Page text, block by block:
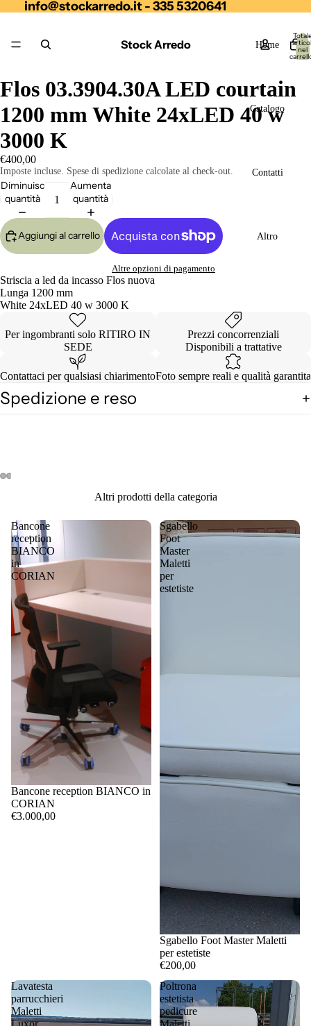
info@stockarredo.it - 335 5320641
Stock Arredo Home
Catalogo
Contatti
Altro
nel
schermo
intero
schermo
intero
schermo
intero
schermo
intero
schermo
intero
schermo
intero
Flos 03.3904.30A LED courtain
1200 mm White 24xLED 40 w
3000 K
€400,00
Imposte incluse. Spese di spedizione calcolate al check-out.
Diminuisci
quantità
Aumenta
quantità
Aggiungi al carrello
Altre opzioni di pagamento
Striscia a led da incasso Flos nuova
Lunga 1200 mm
White 24xLED 40 w 3000 K
Per ingombranti solo RITIRO IN
SEDE
Prezzi concorrenziali
Disponibili a trattative
Contattaci per qualsiasi chiarimentoFoto sempre reali e qualità garantita
Spedizione e reso
Altri prodotti della categoria
Bancone
reception
BIANCO
in
CORIAN
Bancone reception BIANCO in
CORIAN
€3.000,00
Sgabello
Foot
Master
Maletti
per
estetiste
Sgabello Foot Master Maletti
per estetiste
€200,00
Lavatesta
parrucchieri
Maletti
Poltrona
estetista
pedicure